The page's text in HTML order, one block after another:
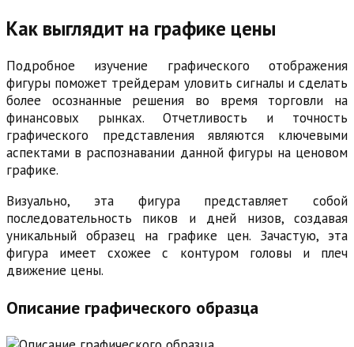
Как выглядит на графике цены
Подробное изучение графического отображения
фигуры поможет трейдерам уловить сигналы и сделать
более осознанные решения во время торговли на
финансовых рынках. Отчетливость и точность
графического представления являются ключевыми
аспектами в распознавании данной фигуры на ценовом
графике.
Визуально, эта фигура представляет собой
последовательность пиков и дней низов, создавая
уникальный образец на графике цен. Зачастую, эта
фигура имеет схожее с контуром головы и плеч
движение цены.
Описание графического образца